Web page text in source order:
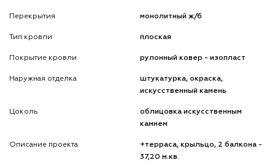
Перекрытия монолитный ж/б
Тип кровли плоская
Покрытие кровли рулонный ковер - изопласт
Наружная отделка
штукатурка, окраска,
искусственный камень
Цоколь
облицовка искусственным
камнем
Описание проекта
+терраса, крыльцо, 2 балкона -
37,20 м.кв.